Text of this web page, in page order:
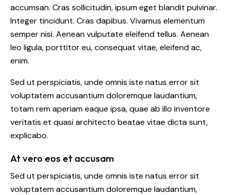
accumsan. Cras sollicitudin, ipsum eget blandit pulvinar.
Integer tincidunt. Cras dapibus. Vivamus elementum
semper nisi. Aenean vulputate eleifend tellus. Aenean
leo ligula, porttitor eu, consequat vitae, eleifend ac,
enim.
Sed ut perspiciatis, unde omnis iste natus error sit
voluptatem accusantium doloremque laudantium,
totam rem aperiam eaque ipsa, quae ab illo inventore
veritatis et quasi architecto beatae vitae dicta sunt,
explicabo.
At vero eos et accusam
Sed ut perspiciatis, unde omnis iste natus error sit
voluptatem accusantium doloremque laudantium,